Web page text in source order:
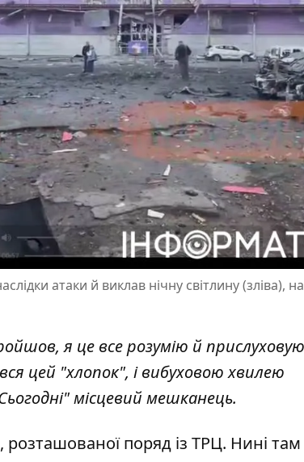
атаки й виклав нічну світлину (зліва), на
я це все розумію й
цей "хлопок", і вибуховою хвилею
місцевий мешканець.
розташованої поряд із ТРЦ. Нині там